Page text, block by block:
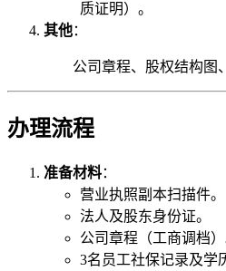
质证明）。
其他：
公司章程、股权结构图
办理流程
准备材料：
营业执照副本扫描件。
法人及股东身份证。
公司章程（工商调档）
3名员工社保记录及学